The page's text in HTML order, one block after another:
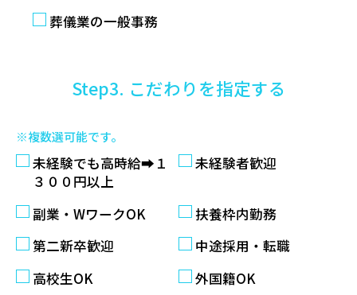
葬儀業の一般事務
Step3. こだわりを指定する
※複数選可能です。
未経験でも高時給➡１
３００円以上
未経験者歓迎
副業・WワークOK
扶養枠内勤務
第二新卒歓迎
中途採用・転職
高校生OK
外国籍OK